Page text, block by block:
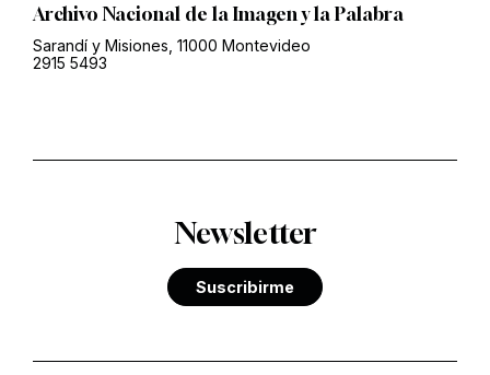
Archivo Nacional de la Imagen y la Palabra
Sarandí y Misiones, 11000 Montevideo
2915 5493
Newsletter
Suscribirme